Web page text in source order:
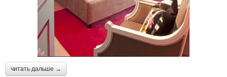
читать дальше →